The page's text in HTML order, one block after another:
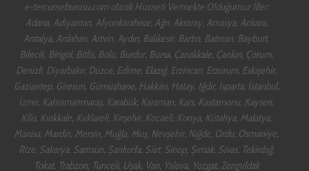
e-tercumeburosu.com olarak Hizmeti Vermekte Olduğumuz İller:
Adana, Adıyaman, Afyonkarahisar, Ağrı, Aksaray, Amasya, Ankara,
Antalya, Ardahan, Artvin, Aydın, Balıkesir, Bartın, Batman, Bayburt,
Bilecik, Bingöl, Bitlis, Bolu, Burdur, Bursa, Çanakkale, Çankırı, Çorum,
Denizli, Diyarbakır, Düzce, Edirne, Elazığ, Erzincan, Erzurum, Eskişehir,
Gaziantep, Giresun, Gümüşhane, Hakkâri, Hatay, Iğdır, Isparta, İstanbul,
İzmir, Kahramanmaraş, Karabük, Karaman, Kars, Kastamonu, Kayseri,
Kilis, Kırıkkale, Kırklareli, Kırşehir, Kocaeli, Konya, Kütahya, Malatya,
Manisa, Mardin, Mersin, Muğla, Muş, Nevşehir, Niğde, Ordu, Osmaniye,
Rize, Sakarya, Samsun, Şanlıurfa, Siirt, Sinop, Şırnak, Sivas, Tekirdağ,
Tokat, Trabzon, Tunceli, Uşak, Van, Yalova, Yozgat, Zonguldak